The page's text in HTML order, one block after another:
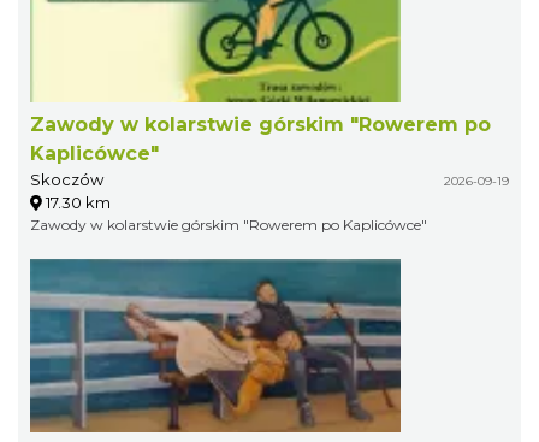
Zawody w kolarstwie górskim "Rowerem po
Kaplicówce"
Skoczów 2026-09-19
17.30 km
Zawody w kolarstwie górskim "Rowerem po Kaplicówce"